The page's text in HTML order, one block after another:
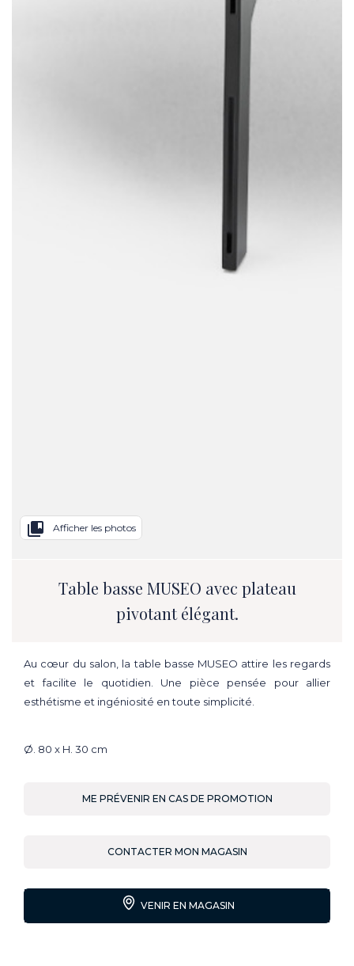
collections_bookmark Afficher les photos
Table basse MUSEO avec plateau
pivotant élégant.
Au cœur du salon, la table basse MUSEO attire les regards
et facilite le quotidien. Une pièce pensée pour allier
esthétisme et ingéniosité en toute simplicité.
Ø. 80 x H. 30 cm
ME PRÉVENIR EN CAS DE PROMOTION
CONTACTER MON MAGASIN
VENIR EN MAGASIN